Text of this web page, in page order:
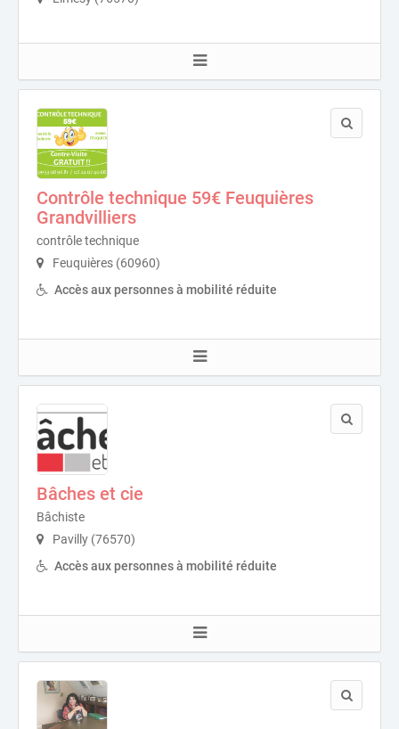
Contrôle technique 59€ Feuquières
Grandvilliers
contrôle technique
Feuquières (60960)
Accès aux personnes à mobilité réduite
Bâches et cie
Bâchiste
Pavilly (76570)
Accès aux personnes à mobilité réduite